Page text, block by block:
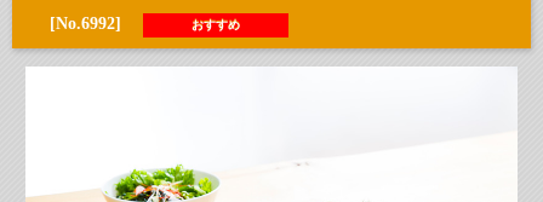
[No.6992]
おすすめ